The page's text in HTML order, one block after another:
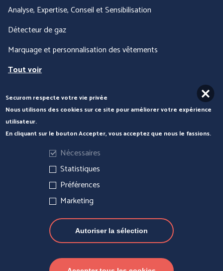
Analyse, Expertise, Conseil et Sensibilisation
Détecteur de gaz
Marquage et personnalisation des vêtements
Tout voir
Nous contacter
Actualités
Gérer les cookies
Securom respecte votre vie privée
Nous utilisons des cookies sur ce site pour améliorer votre expérience
utilisateur.
En cliquant sur le bouton Accepter, vous acceptez que nous le fassions.
Nécessaires
Statistiques
Préférences
Marketing
Autoriser la sélection